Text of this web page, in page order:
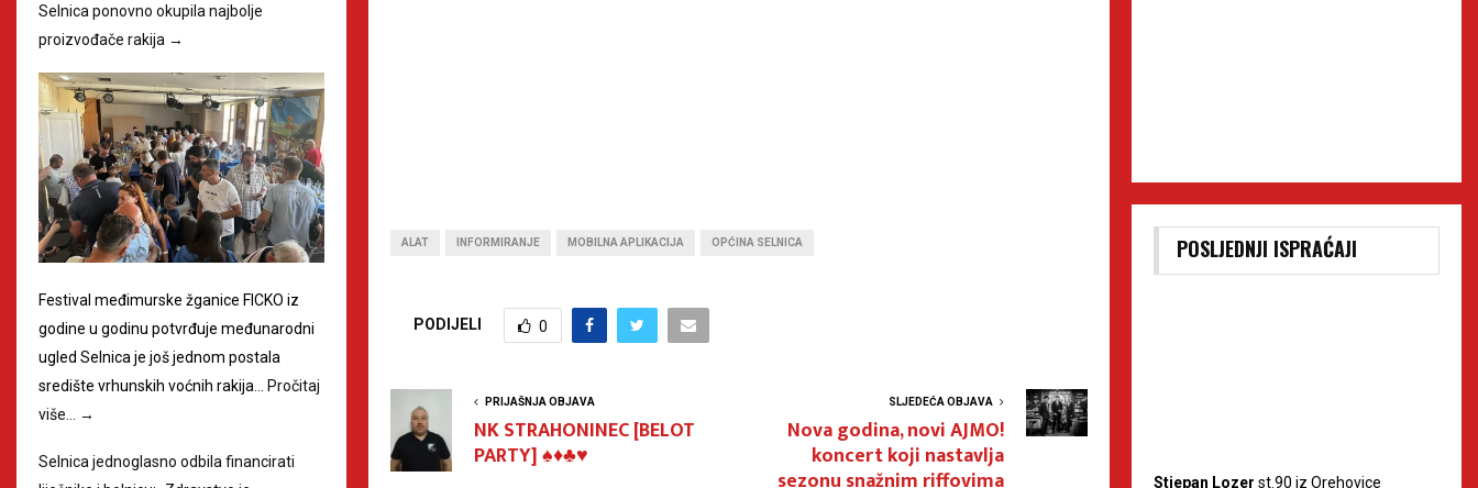
ALAT INFORMIRANJE MOBILNA APLIKACIJA OPĆINA SELNICA
PODIJELI 0
PRIJAŠNJA OBJAVA
NK STRAHONINEC [BELOT
PARTY] ♠️♦️♣️♥️
SLJEDEĆA OBJAVA
Nova godina, novi AJMO!
koncert koji nastavlja
Selnica ponovno okupila najbolje
proizvođače rakija →
Festival međimurske žganice FICKO iz
godine u godinu potvrđuje međunarodni
ugled Selnica je još jednom postala
središte vrhunskih voćnih rakija… Pročitaj
više… →
Selnica jednoglasno odbila financirati
POSLJEDNJI ISPRAĆAJI
Stjepan Lozer st.90 iz Orehovice